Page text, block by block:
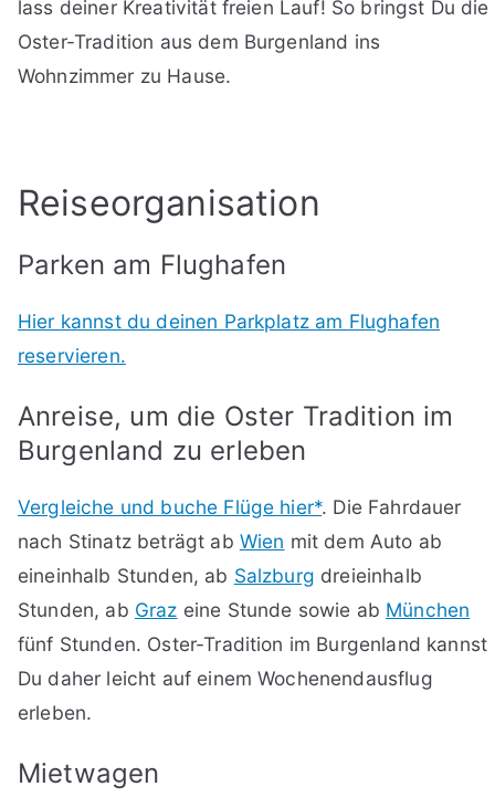
lass deiner Kreativität freien Lauf! So bringst Du die
Oster-Tradition aus dem Burgenland ins
Wohnzimmer zu Hause.
Reiseorganisation
Parken am Flughafen
Hier kannst du deinen Parkplatz am Flughafen
reservieren.
Anreise, um die Oster Tradition im
Burgenland zu erleben
Vergleiche und buche Flüge hier*. Die Fahrdauer
nach Stinatz beträgt ab Wien mit dem Auto ab
eineinhalb Stunden, ab Salzburg dreieinhalb
Stunden, ab Graz eine Stunde sowie ab München
fünf Stunden. Oster-Tradition im Burgenland kannst
Du daher leicht auf einem Wochenendausflug
erleben.
Mietwagen